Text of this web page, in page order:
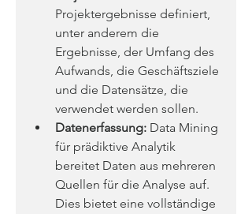
Projektergebnisse definiert,
unter anderem die
Ergebnisse, der Umfang des
Aufwands, die Geschäftsziele
und die Datensätze, die
verwendet werden sollen.
Datenerfassung: Data Mining
für prädiktive Analytik
bereitet Daten aus mehreren
Quellen für die Analyse auf.
Dies bietet eine vollständige